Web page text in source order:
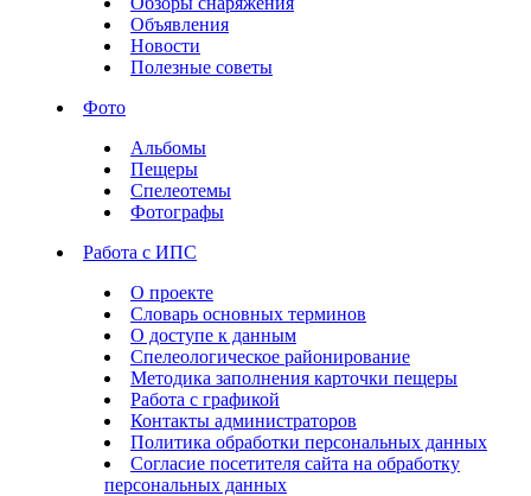
Объявления
Новости
Полезные советы
Фото
Альбомы
Пещеры
Спелеотемы
Фотографы
Работа с ИПС
О проекте
Словарь основных терминов
О доступе к данным
Спелеологическое районирование
Методика заполнения карточки пещеры
Работа с графикой
Контакты администраторов
Политика обработки персональных данных
Согласие посетителя сайта на обработку
персональных данных